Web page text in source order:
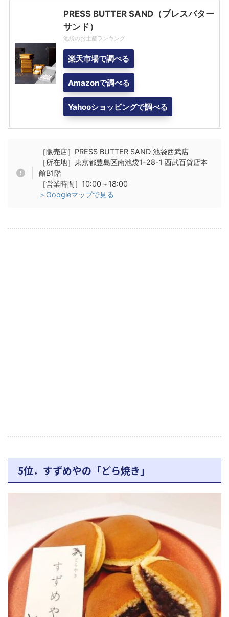
PRESS BUTTER SAND（プレスバター
サンド）
池袋のお土産ランキング
楽天市場で調べる
Amazonで調べる
Yahooショッピングで調べる
［販売店］PRESS BUTTER SAND 池袋西武店
［所在地］東京都豊島区南池袋1-28-1 西武百貨店本
館B1階
［営業時間］10:00～18:00
＞Googleマップで見る
5位．すずめやの「どら焼き」